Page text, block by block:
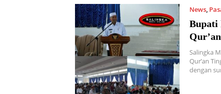
News,
Bupati
Salingka
Qur’an
dengan